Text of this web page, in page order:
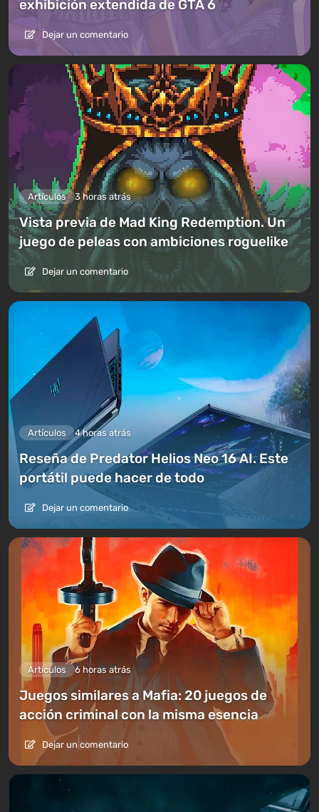
exhibición extendida de GTA 6
Dejar un comentario
Artículos 3 horas atrás
Vista previa de Mad King Redemption. Un
juego de peleas con ambiciones roguelike
Dejar un comentario
Artículos 4 horas atrás
Reseña de Predator Helios Neo 16 AI. Este
portátil puede hacer de todo
Dejar un comentario
Artículos 6 horas atrás
Juegos similares a Mafia: 20 juegos de
acción criminal con la misma esencia
Dejar un comentario